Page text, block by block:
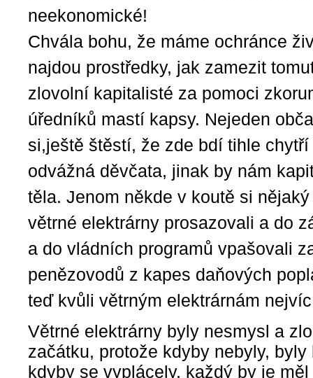
neekonomické!
Chvála bohu, že máme ochránce
najdou prostředky, jak zamezit
zlovolní kapitalisté za pomoci
úředníků mastí kapsy. Nejeden
si,ještě štěstí, že zde bdí tihle
odvážná děvčata, jinak by nám
těla. Jenom někde v koutě si
větrné elektrárny prosazovali a do
a do vládních programů vpašovali
penězovodů z kapes daňových
teď kvůli větrným elektrárnám
Větrné elektrárny byly nesmysl a
začátku, protože kdyby nebyly,
kdyby se vyplácely, každý by je